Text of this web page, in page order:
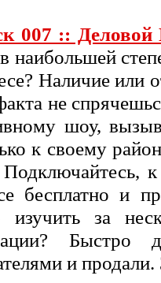
007 ::
наибольшей
Наличие или
не
шоу,
к своему
бесплатно и
изучить за
Быстро
и